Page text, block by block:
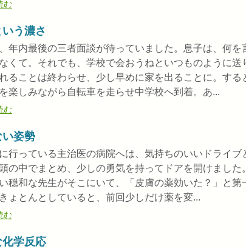
む
う濃さ
年内最後の三者面談が待っていました。息子は、何を
くて。それでも、学校で会おうねといつものように送
ることは終わらせ、少し早めに家を出ることに。す
楽しみながら自転車を走らせ中学校へ到着。あ...
む
姿勢
行っている主治医の病院へは、気持ちのいいドライ
の中でまとめ、少しの勇気を持ってドアを開けました
穏和な先生がそこにいて、「皮膚の薬効いた？」と第
ょとんとしていると、前回少しだけ薬を変...
む
学反応